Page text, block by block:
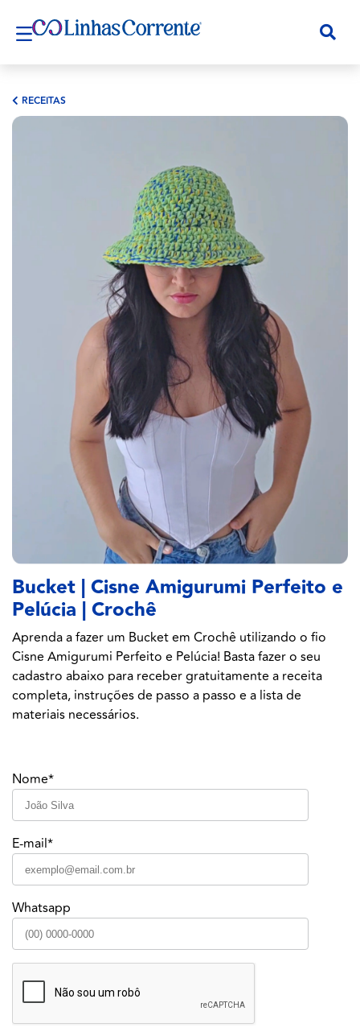
RECEITAS
Bucket | Cisne Amigurumi Perfeito e
Pelúcia | Crochê
Aprenda a fazer um Bucket em Crochê utilizando o fio
Cisne Amigurumi Perfeito e Pelúcia! Basta fazer o seu
cadastro abaixo para receber gratuitamente a receita
completa, instruções de passo a passo e a lista de
materiais necessários.
Nome*
E-mail*
Whatsapp